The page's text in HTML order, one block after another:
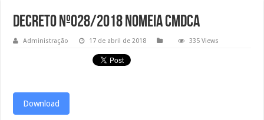
DECRETO Nº028/2018 NOMEIA CMDCA
Administração 17 de abril de 2018 335 Views
Download